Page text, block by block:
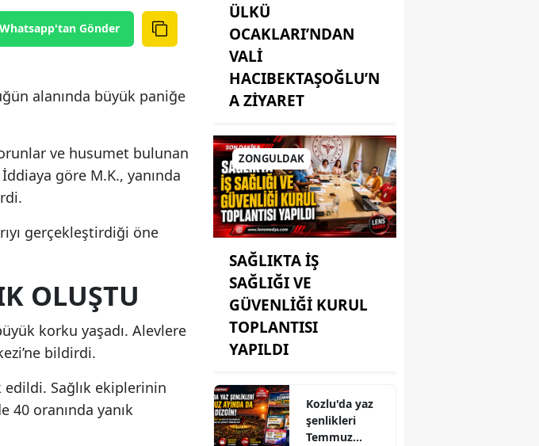
Whatsapp'tan Gönder
alanında büyük paniğe
ve husumet bulunan
göre M.K., yanında
gerçekleştirdiği öne
OLUŞTU
korku yaşadı. Alevlere
bildirdi.
Sağlık ekiplerinin
40 oranında yanık
ÜLKÜ
OCAKLARI’NDAN
VALİ
HACIBEKTAŞOĞLU’N
A ZİYARET
ZONGULDAK
SAĞLIKTA İŞ
SAĞLIĞI VE
GÜVENLİĞİ KURUL
TOPLANTISI
YAPILDI
Kozlu'da yaz
şenlikleri
Temmuz